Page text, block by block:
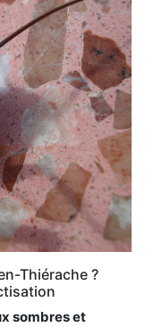
Thiérache ?
sombres et